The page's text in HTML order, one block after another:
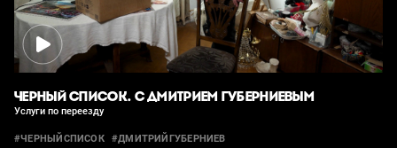
ЧЕРНЫЙ СПИСОК. С ДМИТРИЕМ ГУБЕРНИЕВЫМ
Услуги по переезду
#ЧЕРНЫЙСПИСОК #ДМИТРИЙГУБЕРНИЕВ